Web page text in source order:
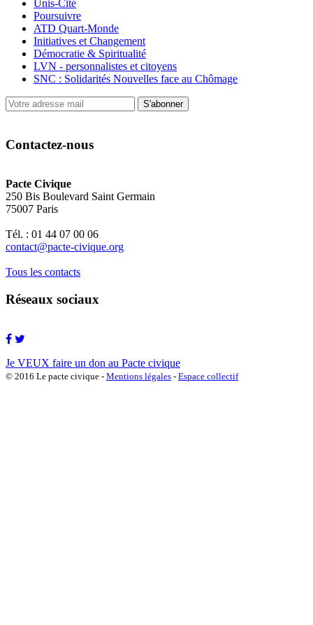
Unis-Cité
Poursuivre
ATD Quart-Monde
Initiatives et Changement
Démocratie & Spiritualité
LVN - personnalistes et citoyens
SNC : Solidarités Nouvelles face au Chômage
S'abonner
Contactez-nous
Pacte Civique
250 Bis Boulevard Saint Germain
75007 Paris
Tél. : 01 44 07 00 06
contact@pacte-civique.org
Tous les contacts
Réseaux sociaux
Je VEUX faire un don au Pacte civique
© 2016 Le pacte civique - Mentions légales - Espace collectif